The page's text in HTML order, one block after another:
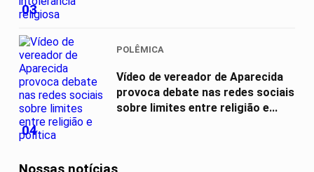
03
04
POLÊMICA
Vídeo de vereador de Aparecida
provoca debate nas redes sociais
sobre limites entre religião e...